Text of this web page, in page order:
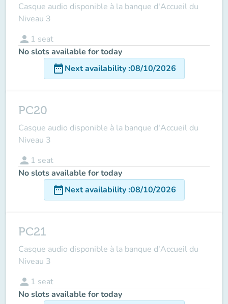
Casque audio disponible à la banque d'Accueil du
Niveau 3
person 1 seat
No slots available for today
date_rangeNext availability:08/10/2026
PC20
Casque audio disponible à la banque d'Accueil du
Niveau 3
person 1 seat
No slots available for today
date_rangeNext availability:08/10/2026
PC21
Casque audio disponible à la banque d'Accueil du
Niveau 3
person 1 seat
No slots available for today